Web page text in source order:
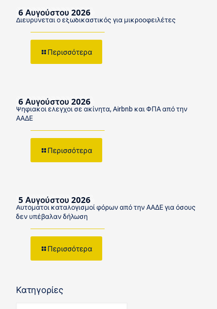
6 Αυγούστου 2026
Διευρύνεται ο εξωδικαστικός για μικροοφειλέτες
Περισσότερα
6 Αυγούστου 2026
Ψηφιακοί έλεγχοι σε ακίνητα, Airbnb και ΦΠΑ από την
ΑΑΔΕ
Περισσότερα
5 Αυγούστου 2026
Αυτόματοι καταλογισμοί φόρων από την ΑΑΔΕ για όσους
δεν υπέβαλαν δήλωση
Περισσότερα
Κατηγορίες